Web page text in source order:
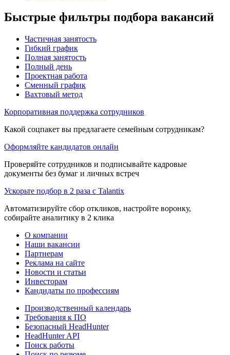
Быстрые фильтры подбора вакансий
Частичная занятость
Гибкий график
Полная занятость
Полный день
Проектная работа
Сменный график
Вахтовый метод
Корпоративная поддержка сотрудников
Какой соцпакет вы предлагаете семейным сотрудникам?
Оформляйте кандидатов онлайн
Проверяйте сотрудников и подписывайте кадровые
документы без бумаг и личных встреч
Ускорьте подбор в 2 раза с Talantix
Автоматизируйте сбор откликов, настройте воронку,
собирайте аналитику в 2 клика
О компании
Наши вакансии
Партнерам
Реклама на сайте
Новости и статьи
Инвесторам
Кандидаты по профессиям
Производственный календарь
Требования к ПО
Безопасный HeadHunter
HeadHunter API
Поиск работы